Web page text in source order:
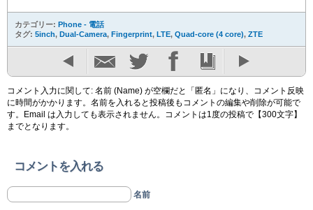
カテゴリー: Phone - 電話
タグ: 5inch, Dual-Camera, Fingerprint, LTE, Quad-core (4 core), ZTE
コメント入力に関して: 名前 (Name) が空欄だと「匿名」になり、コメント反映
に時間がかかります。名前を入れると投稿後もコメントの編集や削除が可能で
す。Email は入力しても表示されません。コメントは1度の投稿で【300文字】
までとなります。
コメントを入れる
名前